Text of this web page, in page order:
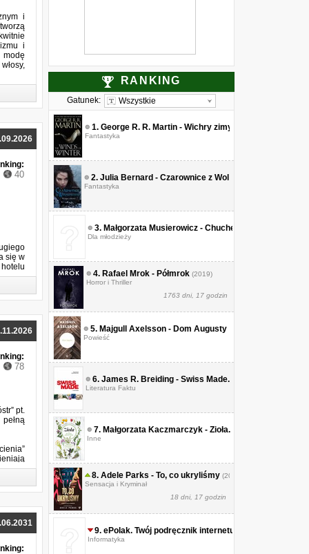
i
i
modę
40
się w
78
pt.
RANKING
Gatunek: Wszystkie
1. George R. R. Martin - Wichry zimy
Fantastyka
2. Julia Bernard - Czarownice z Wolfensteinu. Tom 3.
Fantastyka
3. Małgorzata Musierowicz - Chucherko. Jeżycjada.
Dla młodzieży
4. Rafael Mrok - Półmrok (2019)
Horror i Thriller
1763 dni, 17 godzin
5. Majgull Axelsson - Dom Augusty
Powieść
6. James R. Breiding - Swiss Made. Nieznana historia
Literatura Faktu
7. Małgorzata Kaczmarczyk - Zioła. Dla smaku,
Inne
8. Adele Parks - To, co ukryliśmy (2026)
Sensacja i Kryminał
18 dni, 17 godzin
9. ePolak. Twój podręcznik internetu
Informatyka